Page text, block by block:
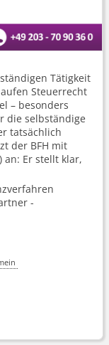
Tätigkeit
Steuerrecht
– besonders
die selbständige
tatsächlich
der BFH mit
an: Er stellt klar,
-